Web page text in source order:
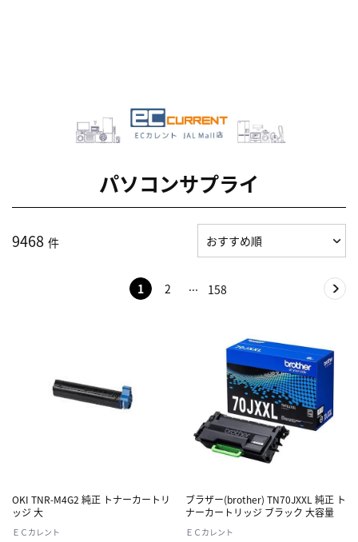
パソコンサプライ
9468 件
1 2 158
OKI TNR-M4G2 純正 トナーカートリ
ッジ 大
ＥＣカレント
ブラザー(brother) TN70JXXL 純正 ト
ナーカートリッジ ブラック 大容量
ＥＣカレント